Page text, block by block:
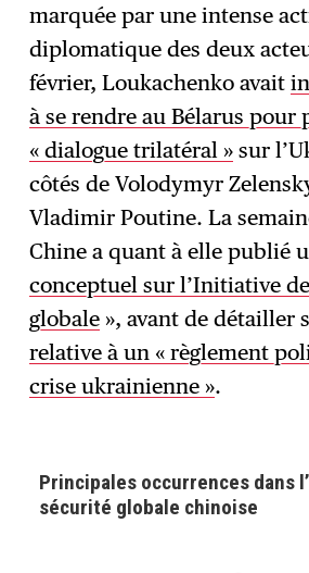
→ S'abonner
marquée par une intense
diplomatique des deux
février, Loukachenko avait
à se rendre au Bélarus pour
« dialogue trilatéral » sur
côtés de Volodymyr
Vladimir Poutine. La
Chine a quant à elle publié
conceptuel sur l’Initiative
globale », avant de détailler
relative à un « règlement
crise ukrainienne ».